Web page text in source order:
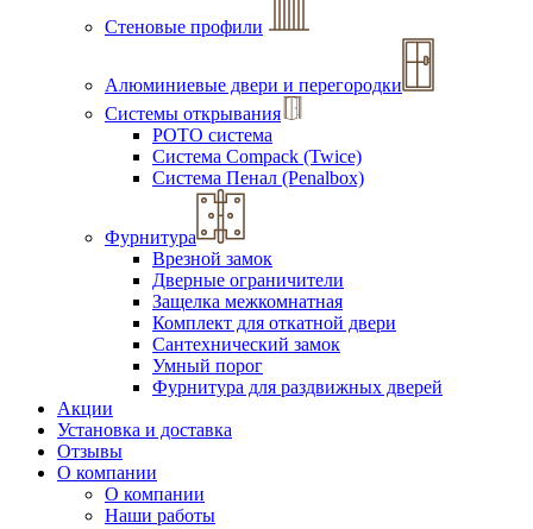
Стеновые профили
Алюминиевые двери и перегородки
Системы открывания
РОТО система
Система Compack (Twice)
Система Пенал (Penalbox)
Фурнитура
Врезной замок
Дверные ограничители
Защелка межкомнатная
Комплект для откатной двери
Сантехнический замок
Умный порог
Фурнитура для раздвижных дверей
Акции
Установка и доставка
Отзывы
О компании
О компании
Наши работы